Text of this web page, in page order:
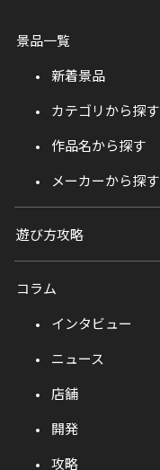
景品一覧
新着景品
カテゴリから探す
作品名から探す
メーカーから探す
遊び方攻略
コラム
インタビュー
ニュース
店舗
開発
攻略